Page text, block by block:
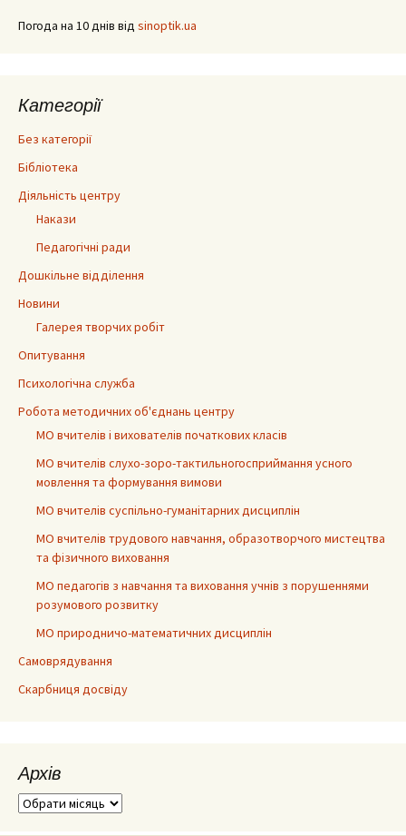
Погода на 10 днів від sinoptik.ua
Категорії
Без категорії
Бібліотека
Діяльність центру
Накази
Педагогічні ради
Дошкільне відділення
Новини
Галерея творчих робіт
Опитування
Психологічна служба
Робота методичних об'єднань центру
МО вчителів і вихователів початкових класів
МО вчителів слухо-зоро-тактильногосприймання усного
мовлення та формування вимови
МО вчителів суспільно-гуманітарних дисциплін
МО вчителів трудового навчання, образотворчого мистецтва
та фізичного виховання
МО педагогів з навчання та виховання учнів з порушеннями
розумового розвитку
МО природничо-математичних дисциплін
Самоврядування
Скарбниця досвіду
Архів
Архів